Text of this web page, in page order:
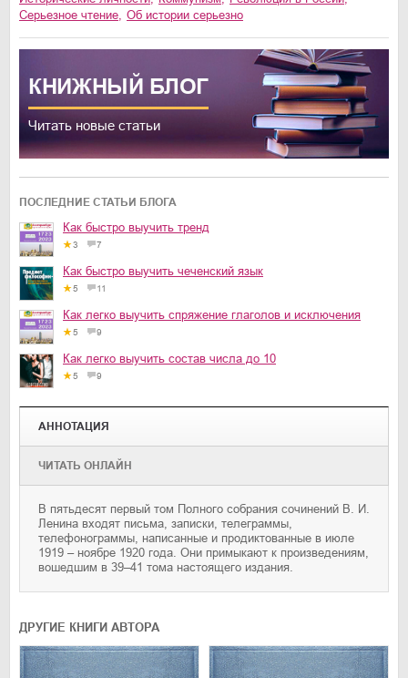
серьезное чтение
об истории серьезно
КНИЖНЫЙ БЛОГ
Читать новые статьи
ПОСЛЕДНИЕ СТАТЬИ БЛОГА
Как быстро выучить тренд
3 7
Как быстро выучить чеченский язык
5 11
Как легко выучить спряжение глаголов и исключения
5 9
Как легко выучить состав числа до 10
5 9
АННОТАЦИЯ
ЧИТАТЬ ОНЛАЙН
В пятьдесят первый том Полного собрания сочинений В. И.
Ленина входят письма, записки, телеграммы,
телефонограммы, написанные и продиктованные в июле
1919 – ноябре 1920 года. Они примыкают к произведениям,
вошедшим в 39–41 тома настоящего издания.
ДРУГИЕ КНИГИ АВТОРА